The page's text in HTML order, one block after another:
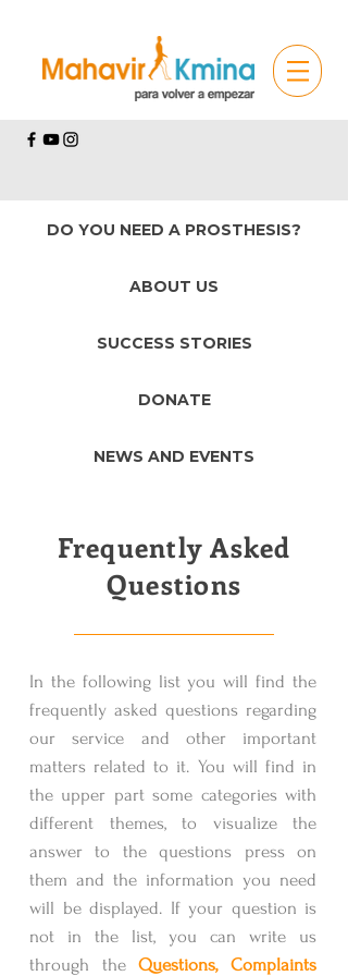
DO YOU NEED A PROSTHESIS?
ABOUT US
SUCCESS STORIES
DONATE
NEWS AND EVENTS
Frequently Asked
Questions
In the following list you will find the
frequently asked questions regarding
our service and other important
matters related to it. You will find in
the upper part some categories with
different themes, to visualize the
answer to the questions press on
them and the information you need
will be displayed. If your question is
not in the list, you can write us
through theQuestions, Complaints